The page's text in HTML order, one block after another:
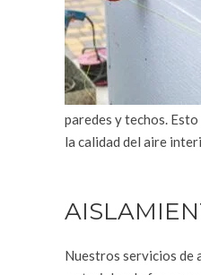
paredes y techos.
la calidad del aire
Nuestros servicios de